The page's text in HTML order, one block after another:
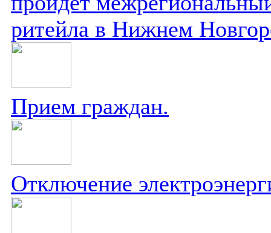
ритейла в Нижнем
Прием граждан.
Отключение